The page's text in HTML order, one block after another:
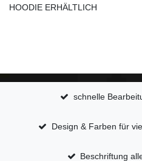
HOODIE ERHÄLTLICH
schnelle
Design & Farben für
Beschriftung